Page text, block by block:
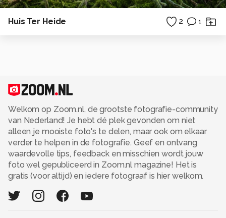
Huis Ter Heide 2 1
Welkom op Zoom.nl, de grootste fotografie-community
van Nederland! Je hebt dé plek gevonden om niet
alleen je mooiste foto's te delen, maar ook om elkaar
verder te helpen in de fotografie. Geef en ontvang
waardevolle tips, feedback en misschien wordt jouw
foto wel gepubliceerd in Zoom.nl magazine! Het is
gratis (voor altijd) en iedere fotograaf is hier welkom.